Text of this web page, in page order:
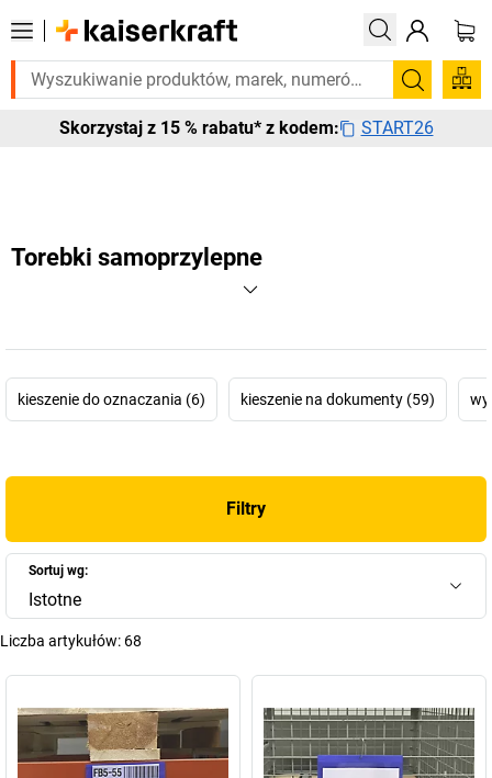
pilnie? Wybrane bestsellery dostarczamy w ciągu 2-3 dni
Szukaj
Skorzystaj z 15 % rabatu* z kodem: START26
Torebki samoprzylepne
kieszenie do oznaczania (6) kieszenie na dokumenty (59)
Filtry
Sortuj wg:
Istotne
Liczba artykułów: 68